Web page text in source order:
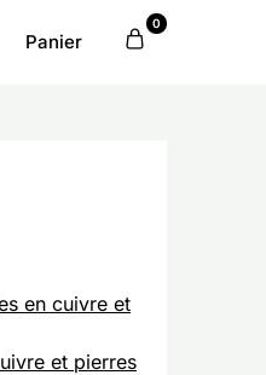
Panier
0
en cuivre et
et pierres